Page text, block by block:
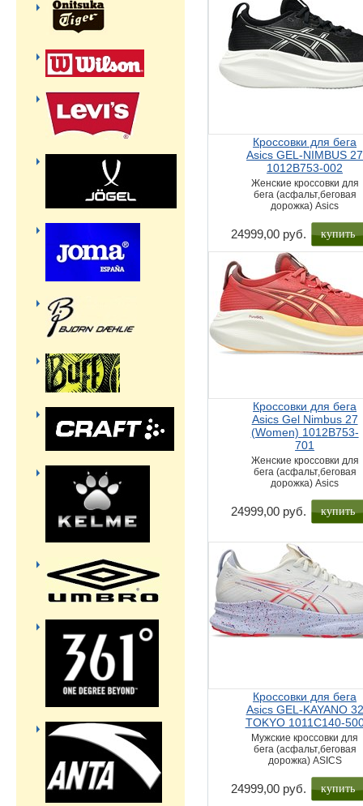
Кроссовки для бега
Asics GEL-NIMBUS 27
1012B753-002
Женские кроссовки для
бега (асфальт,беговая
дорожка) Asics
24999,00 руб. купить
Кроссовки для бега
Asics Gel Nimbus 27
(Women) 1012B753-
701
Женские кроссовки для
бега (асфальт,беговая
дорожка) Asics
24999,00 руб. купить
Кроссовки для бега
Asics GEL-KAYANO 32
TOKYO 1011C140-
Мужские кроссовки для
бега (асфальт,беговая
дорожка) ASICS
24999,00 руб. купить